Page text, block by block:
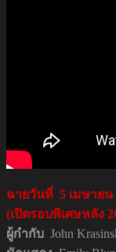
ฉายวันที่ 5 เมษายน
(เปิดรอบพิเศษหลัง
ผู้กำกับ John